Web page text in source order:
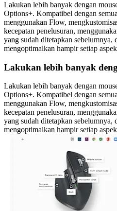
Lakukan lebih banyak dengan
Options+. Kompatibel dengan
menggunakan Flow,
kecepatan penelusuran,
yang sudah ditetapkan sebelumnya,
mengoptimalkan hampir setiap
Lakukan lebih banyak
Lakukan lebih banyak dengan
Options+. Kompatibel dengan
menggunakan Flow,
kecepatan penelusuran,
yang sudah ditetapkan sebelumnya,
mengoptimalkan hampir setiap